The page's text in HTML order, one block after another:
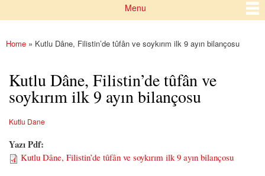
Menu
You are here
Home » Kutlu Dâne, Filistin’de tûfân ve soykırım ilk 9 ayın bilançosu
Kutlu Dâne, Filistin’de tûfân ve
soykırım ilk 9 ayın bilançosu
Kutlu Dane
Yazı Pdf:
Kutlu Dâne, Filistin’de tûfân ve soykırım ilk 9 ayın bilançosu